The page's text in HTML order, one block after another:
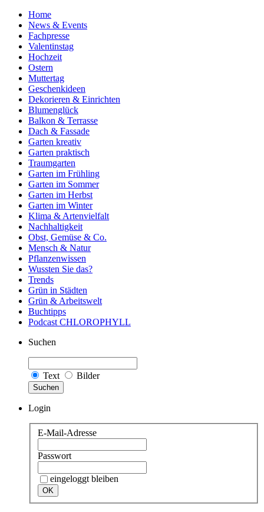
Home
News & Events
Fachpresse
Valentinstag
Hochzeit
Ostern
Muttertag
Geschenkideen
Dekorieren & Einrichten
Blumenglück
Balkon & Terrasse
Dach & Fassade
Garten kreativ
Garten praktisch
Traumgarten
Garten im Frühling
Garten im Sommer
Garten im Herbst
Garten im Winter
Klima & Artenvielfalt
Nachhaltigkeit
Obst, Gemüse & Co.
Mensch & Natur
Pflanzenwissen
Wussten Sie das?
Trends
Grün in Städten
Grün & Arbeitswelt
Buchtipps
Podcast CHLOROPHYLL
Suchen
Text Bilder
Suchen
Login
E-Mail-Adresse
Passwort
eingeloggt bleiben